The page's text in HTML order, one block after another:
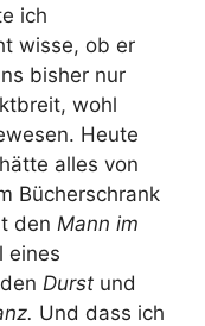
ich
wisse, ob er
bisher nur
wohl
Heute
alles von
Bücherschrank
den Mann im
eines
Durst und
Und dass ich